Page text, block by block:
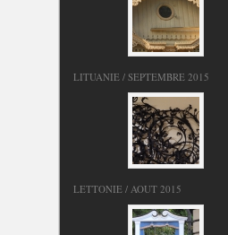
LITUANIE / SEPTEMBRE 2015
LETTONIE / AOUT 2015